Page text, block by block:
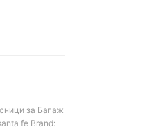
за Багаж
fe Brand: